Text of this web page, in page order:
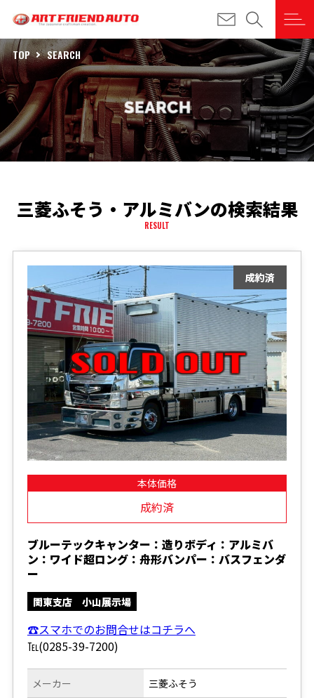
TOP SEARCH
三菱ふそう・アルミバンの検索結果
RESULT
本体価格
成約済
ブルーテックキャンター：造りボディ：アルミバ
ン：ワイド超ロング：舟形バンパー：バスフェンダ
ー
関東支店 小山展示場
☎スマホでのお問合せはコチラへ
℡(0285-39-7200)
メーカー 三菱ふそう